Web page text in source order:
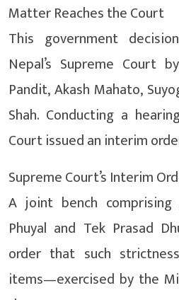
Matter Reaches the Court
This government
Nepal’s Supreme Court
Pandit, Akash Mahato,
Shah. Conducting a
Court issued an interim
Supreme Court’s Interim
A joint bench comprising
Phuyal and Tek Prasad
order that such
items—exercised by the